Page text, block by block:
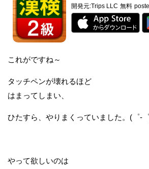
開発元:Trips LLC 無料
これがですね～
タッチペンが壊れるほど
はまってしまい、
ひたすら、やりまくっていました。(゜-
やって欲しいのは